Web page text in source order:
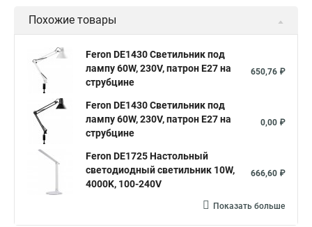
Похожие товары
Feron DE1430 Светильник под
лампу 60W, 230V, патрон E27 на
струбцине
650,76 ₽
Feron DE1430 Светильник под
лампу 60W, 230V, патрон E27 на
струбцине
0,00 ₽
Feron DE1725 Настольный
светодиодный светильник 10W,
4000K, 100-240V
666,60 ₽
Показать больше